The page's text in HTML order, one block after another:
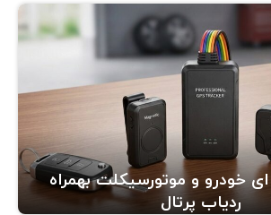
خودرو و موتورسیکلت بهمراه
ردیاب پرتال